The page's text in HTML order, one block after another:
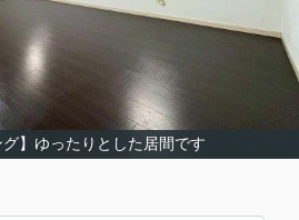
グ】ゆったりとした居間です